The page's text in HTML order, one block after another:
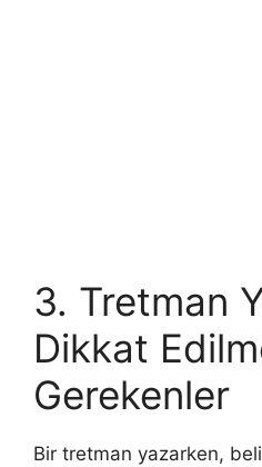
3. Tretman
Dikkat
Gerekenler
Bir tretman yazarken,